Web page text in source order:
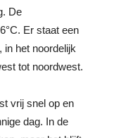
De
Er staat een
in het noordelijk
tot noordwest.
vrij snel op en
dag. In de